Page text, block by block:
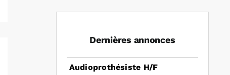
Dernières annonces
Audioprothésiste H/F